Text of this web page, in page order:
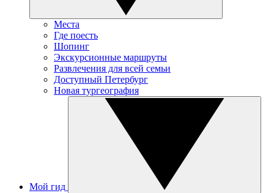
Места
Где поесть
Шопинг
Экскурсионные маршруты
Развлечения для всей семьи
Доступный Петербург
Новая тургеография
Мой гид